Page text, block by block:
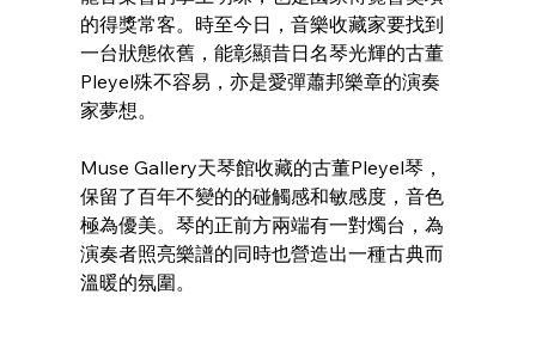
的得獎常客。時至今日，音樂收藏家要找到
一台狀態依舊，能彰顯昔日名琴光輝的古董
Pleyel殊不容易，亦是愛彈蕭邦樂章的演奏
家夢想。
Muse Gallery天琴館收藏的古董Pleyel琴，
保留了百年不變的的碰觸感和敏感度，音色
極為優美。琴的正前方兩端有一對燭台，為
演奏者照亮樂譜的同時也營造出一種古典而
溫暖的氛圍。